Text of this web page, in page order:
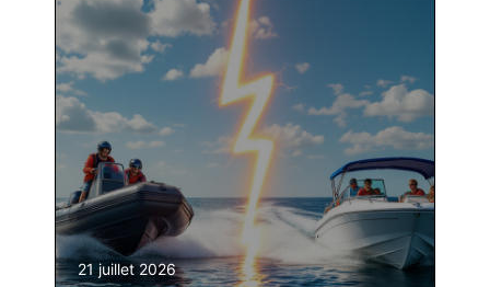
21 juillet 2026